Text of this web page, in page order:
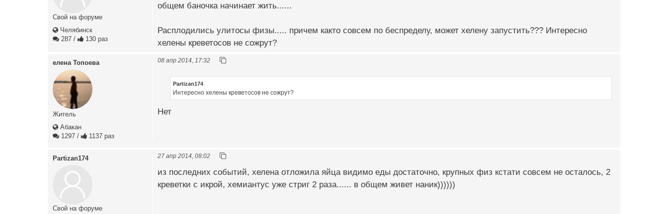
Свой на форуме
Челябинск
287 / 130 раз
общем баночка начинает жить......
Расплодились улитосы физы..... причем както совсем по беспределу, может хелену запустить??? Интересно
хелены креветосов не сожрут?
елена Топоева
Житель
Абакан
1297 / 1137 раз
08 апр 2014, 17:32
Partizan174
Интересно хелены креветосов не сожрут?
Нет
Partizan174
Свой на форуме
27 апр 2014, 08:02
из последних событий, хелена отложила яйца видимо еды достаточно, крупных физ кстати совсем не осталось, 2
креветки с икрой, хемиантус уже стриг 2 раза...... в общем живет наник))))))